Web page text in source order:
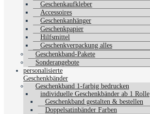
Geschenkaufkleber
Accessoires
Geschenkanhänger
Geschenkpapier
Hilfsmittel
Geschenkverpackung alles
Geschenkband-Pakete
Sonderangebote
personalisierte
Geschenkbänder
Geschenkband 1-farbig bedrucken
individuelle Geschenkbänder ab 1 Rolle
Geschenkband gestalten & bestellen
Doppelsatinbänder Farben